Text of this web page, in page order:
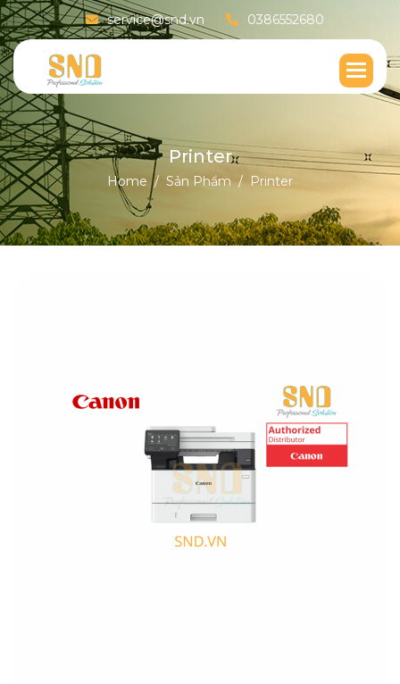
service@snd.vn 0386552680
Printer
Home Sản Phẩm Printer